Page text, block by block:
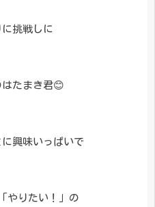
挑戦しに
たまき君😊
興味いっぱいで
やりたい！」の